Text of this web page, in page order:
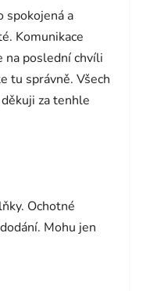
spokojená a
Komunikace
na poslední chvíli
tu správně. Všech
za tenhle
Ochotné
Mohu jen